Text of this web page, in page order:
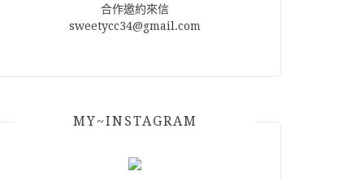
合作邀約來信
sweetycc34@gmail.com
MY~INSTAGRAM